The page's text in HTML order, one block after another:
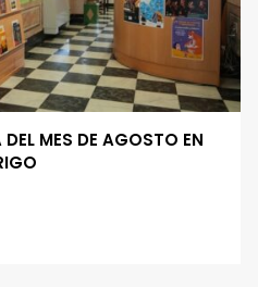
MES DE AGOSTO EN